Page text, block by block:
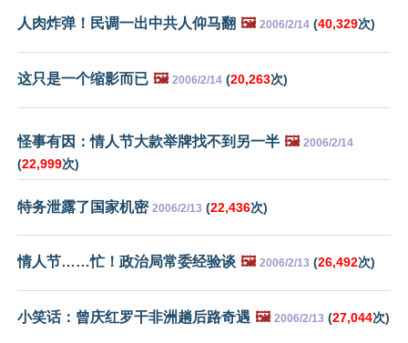
人肉炸弹！民调一出中共人仰马翻 🖼️ 2006/2/14 (40,329次)
这只是一个缩影而已 🖼️ 2006/2/14 (20,263次)
怪事有因：情人节大款举牌找不到另一半 🖼️ 2006/2/14
(22,999次)
特务泄露了国家机密 2006/2/13 (22,436次)
情人节……忙！政治局常委经验谈 🖼️ 2006/2/13 (26,492次)
小笑话：曾庆红罗干非洲趟后路奇遇 🖼️ 2006/2/13 (27,044次)